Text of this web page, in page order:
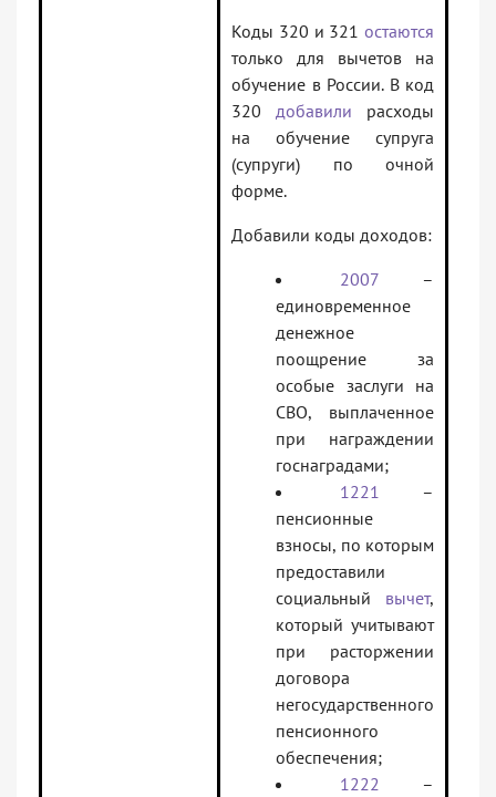
Коды 320 и 321 остаются
только для вычетов на
обучение в России. В код
320 добавили расходы
на обучение супруга
(супруги) по очной
форме.
Добавили коды доходов:
2007 –
единовременное
денежное
поощрение за
особые заслуги на
СВО, выплаченное
при награждении
госнаградами;
1221 –
пенсионные
взносы, по которым
предоставили
социальный вычет,
который учитывают
при расторжении
договора
негосударственного
пенсионного
обеспечения;
1222 –